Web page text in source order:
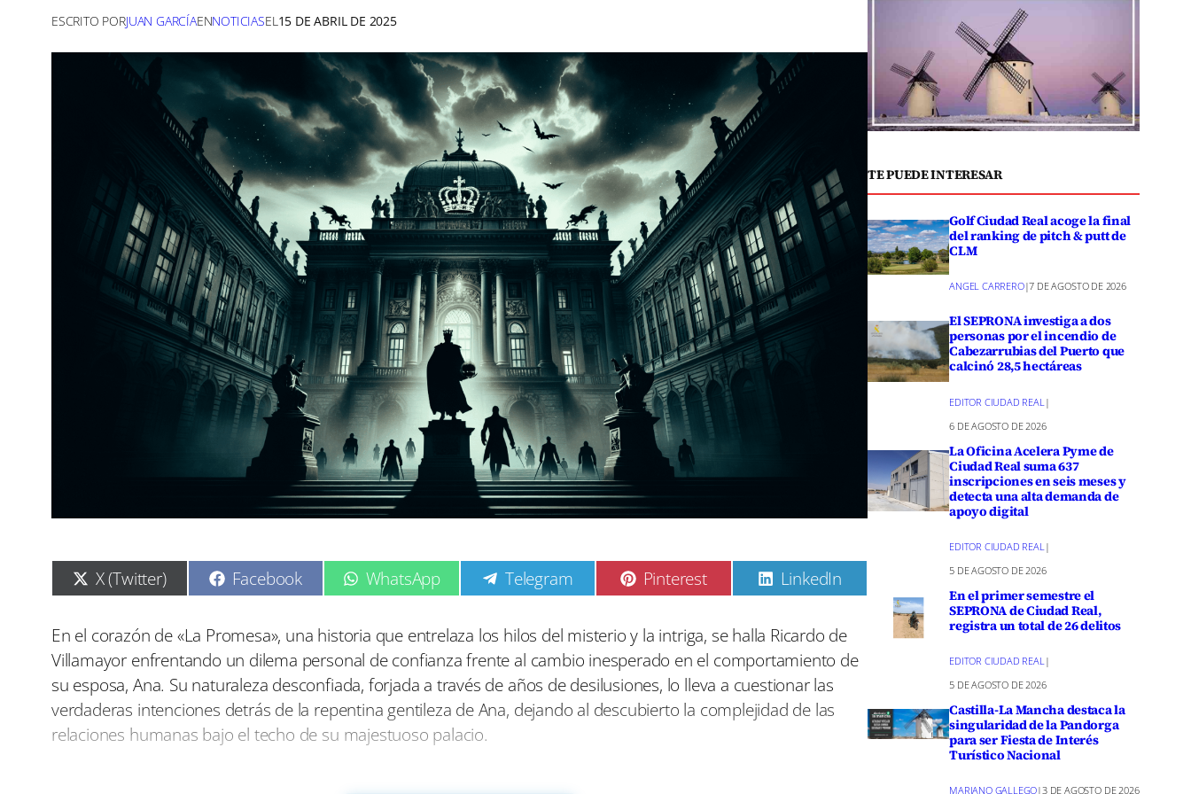
ESCRITO PORJUAN GARCÍAENNOTICIASEL15 DE ABRIL DE 2025
C
o
p
a
r
t
i
r
e
n
X (Twitter) C
o
p
a
r
t
i
r
e
n
Facebook C
o
p
a
r
t
r
e
n
WhatsApp C
o
p
a
r
r
Telegram C
o
p
a
r
t
i
r
Pinterest C
o
p
a
r
t
i
r
LinkedIn
En el corazón de «La Promesa», una historia que entrelaza los hilos del misterio y la intriga, se halla Ricardo de
Villamayor enfrentando un dilema personal de confianza frente al cambio inesperado en el comportamiento de
su esposa, Ana. Su naturaleza desconfiada, forjada a través de años de desilusiones, lo lleva a cuestionar las
verdaderas intenciones detrás de la repentina gentileza de Ana, dejando al descubierto la complejidad de las
relaciones humanas bajo el techo de su majestuoso palacio.
TE PUEDE INTERESAR
Golf Ciudad Real acoge la final
del ranking de pitch & putt de
CLM
ANGEL CARRERO|7 DE AGOSTO DE 2026
El SEPRONA investiga a dos
personas por el incendio de
Cabezarrubias del Puerto que
calcinó 28,5 hectáreas
EDITOR CIUDAD REAL |
6 DE AGOSTO DE 2026
La Oficina Acelera Pyme de
Ciudad Real suma 637
inscripciones en seis meses y
detecta una alta demanda de
apoyo digital
EDITOR CIUDAD REAL |
5 DE AGOSTO DE 2026
En el primer semestre el
SEPRONA de Ciudad Real,
registra un total de 26 delitos
EDITOR CIUDAD REAL|
5 DE AGOSTO DE 2026
Castilla-La Mancha destaca la
singularidad de la Pandorga
para ser Fiesta de Interés
Turístico Nacional
MARIANO GALLEGO|3 DE AGOSTO DE 2026